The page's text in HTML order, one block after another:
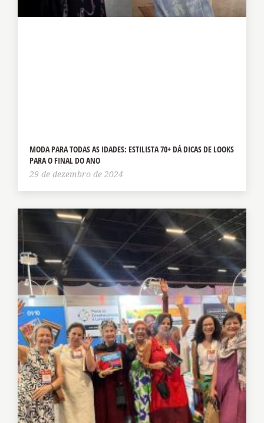
MODA PARA TODAS AS IDADES: ESTILISTA 70+ DÁ DICAS DE LOOKS
PARA O FINAL DO ANO
29 de dezembro de 2024